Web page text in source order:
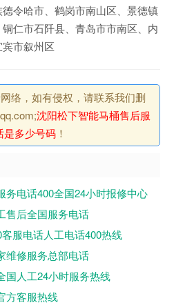
令哈市、鹤岗市南山区、景德镇
仁市石阡县、青岛市市南区、内
市叙州区
络，如有侵权，请联系我们删
沈阳‌松下智能马桶售后服
是多少号码！
务电话400全国24小时报修中心
售后全国服务电话
服电话人工电话400热线
维修服务总部电话
国人工24小时服务热线
方客服热线